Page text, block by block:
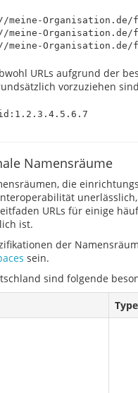
meine-
meine-
URLs aufgrund der
vorzuziehen
Namensräume
die
URLs für einige
ist.
der
sein.
sind folgende
Type